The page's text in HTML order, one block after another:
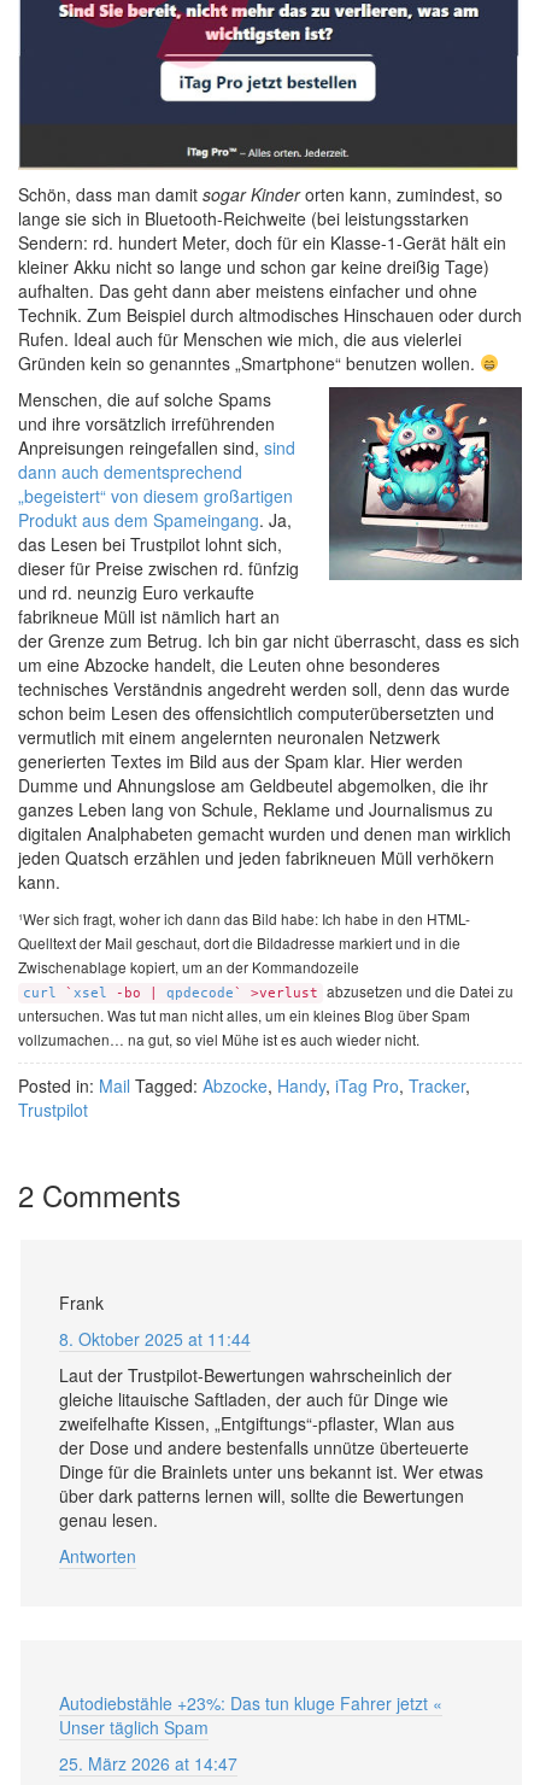
Schön, dass man damit sogar Kinderorten kann, zumindest, so
lange sie sich in Bluetooth-Reichweite (bei leistungsstarken
Sendern: rd. hundert Meter, doch für ein Klasse-1-Gerät hält ein
kleiner Akku nicht so lange und schon gar keine dreißig Tage)
aufhalten. Das geht dann aber meistens einfacher und ohne
Technik. Zum Beispiel durch altmodisches Hinschauen oder durch
Rufen. Ideal auch für Menschen wie mich, die aus vielerlei
Gründen kein so genanntes „Smartphone“ benutzen wollen.
Menschen, die auf solche Spams
und ihre vorsätzlich irreführenden
Anpreisungen reingefallen sind, sind
dann auch dementsprechend
„begeistert“ von diesem großartigen
Produkt aus dem Spameingang. Ja,
das Lesen bei Trustpilot lohnt sich,
dieser für Preise zwischen rd. fünfzig
und rd. neunzig Euro verkaufte
fabrikneue Müll ist nämlich hart an
der Grenze zum Betrug. Ich bin gar nicht überrascht, dass es sich
um eine Abzocke handelt, die Leuten ohne besonderes
technisches Verständnis angedreht werden soll, denn das wurde
schon beim Lesen des offensichtlich computerübersetzten und
vermutlich mit einem angelernten neuronalen Netzwerk
generierten Textes im Bild aus der Spam klar. Hier werden
Dumme und Ahnungslose am Geldbeutel abgemolken, die ihr
ganzes Leben lang von Schule, Reklame und Journalismus zu
digitalen Analphabeten gemacht wurden und denen man wirklich
jeden Quatsch erzählen und jeden fabrikneuen Müll verhökern
kann.
¹Wer sich fragt, woher ich dann das Bild habe: Ich habe in den HTML-
Quelltext der Mail geschaut, dort die Bildadresse markiert und in die
Zwischenablage kopiert, um an der Kommandozeile
curl ` xsel -bo | qpdecode` >verlust
abzusetzen und die Datei zu
untersuchen. Was tut man nicht alles, um ein kleines Blog über Spam
vollzumachen… na gut, so viel Mühe ist es auch wieder nicht.
Posted in: Mail Tagged: Abzocke, Handy, iTag Pro, Tracker,
Trustpilot
2 Comments
Frank
8. Oktober 2025 at 11:44
Laut der Trustpilot-Bewertungen wahrscheinlich der
gleiche litauische Saftladen, der auch für Dinge wie
zweifelhafte Kissen, „Entgiftungs“-pflaster, Wlan aus
der Dose und andere bestenfalls unnütze überteuerte
Dinge für die Brainlets unter uns bekannt ist. Wer etwas
über dark patterns lernen will, sollte die Bewertungen
genau lesen.
Antworten
Autodiebstähle +23%: Das tun kluge Fahrer jetzt «
Unser täglich Spam
25. März 2026 at 14:47